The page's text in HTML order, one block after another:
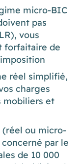
micro-BIC
pas
vous
forfaitaire de
réel simplifié,
charges
mobiliers et
ou micro-
concerné par le
de 10 000